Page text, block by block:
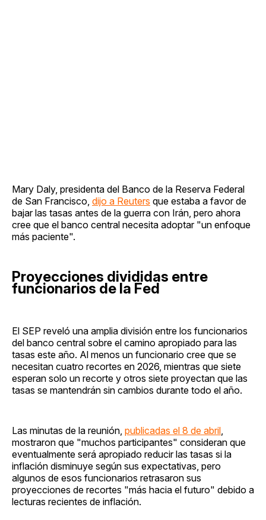
Mary Daly, presidenta del Banco de la Reserva Federal
de San Francisco, dijo a Reuters que estaba a favor de
bajar las tasas antes de la guerra con Irán, pero ahora
cree que el banco central necesita adoptar "un enfoque
más paciente".
Proyecciones divididas entre
funcionarios de la Fed
El SEP reveló una amplia división entre los funcionarios
del banco central sobre el camino apropiado para las
tasas este año. Al menos un funcionario cree que se
necesitan cuatro recortes en 2026, mientras que siete
esperan solo un recorte y otros siete proyectan que las
tasas se mantendrán sin cambios durante todo el año.
Las minutas de la reunión, publicadas el 8 de abril,
mostraron que "muchos participantes" consideran que
eventualmente será apropiado reducir las tasas si la
inflación disminuye según sus expectativas, pero
algunos de esos funcionarios retrasaron sus
proyecciones de recortes "más hacia el futuro" debido a
lecturas recientes de inflación.